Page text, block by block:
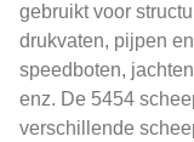
gebruikt voor
drukvaten, pijpen
speedboten,
enz. De 5454
verschillende